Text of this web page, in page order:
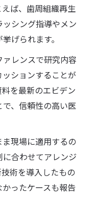
ば、歯周組織再生
シング指導やメン
げられます。
レンスで研究内容
ションすることが
を最新のエビデン
、信頼性の高い医
現場に適用するの
合わせてアレンジ
術を導入したもの
ったケースも報告